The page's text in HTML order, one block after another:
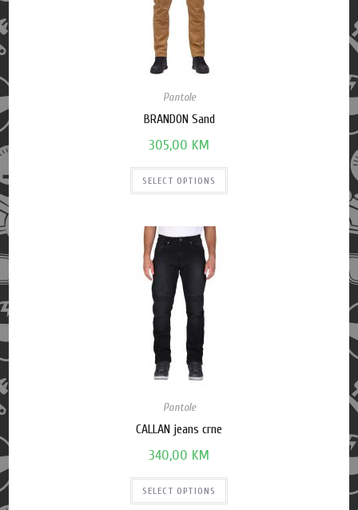
Pantole
BRANDON Sand
305,00 KM
SELECT OPTIONS
Pantole
CALLAN jeans crne
340,00 KM
SELECT OPTIONS